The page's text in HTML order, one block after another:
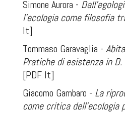
Simone Aurora -
l’ecologia come filosofia
It]
Tommaso Garavaglia -
Pratiche di esistenza in D.
[PDF It]
Giacomo Gambaro - La
come critica dell’ecologia